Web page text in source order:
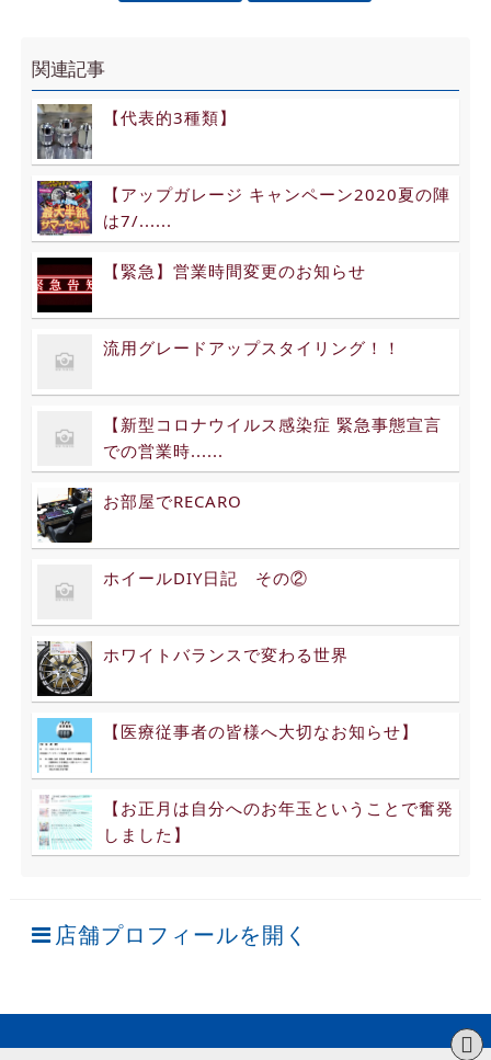
関連記事
【代表的3種類】
【アップガレージ キャンペーン2020夏の陣
は7/......
【緊急】営業時間変更のお知らせ
流用グレードアップスタイリング！！
【新型コロナウイルス感染症 緊急事態宣言
での営業時......
お部屋でRECARO
ホイールDIY日記 その②
ホワイトバランスで変わる世界
【医療従事者の皆様へ大切なお知らせ】
【お正月は自分へのお年玉ということで奮発
しました】
店舗プロフィールを開く